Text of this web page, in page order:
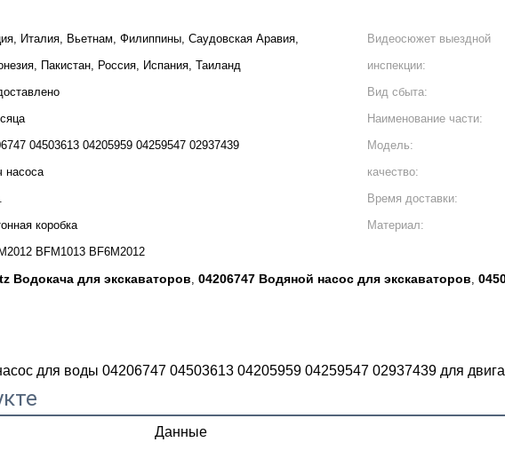
Италия, Вьетнам, Филиппины, Саудовская Аравия,
Пакистан, Россия, Испания, Таиланд
Видеосюжет выездной
инспекции:
Вид сбыта:
Наименование части:
04503613 04205959 04259547 02937439 Модель:
насоса качество:
Время доставки:
коробка Материал:
BFM1013 BF6M2012
Водокача для экскаваторов, 04206747 Водяной насос для экскаваторов,
для воды 04206747 04503613 04205959 04259547 02937439 для
Данные